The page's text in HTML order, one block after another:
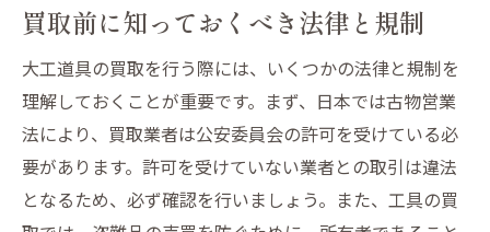
買取前に知っておくべき法律と規制
大工道具の買取を行う際には、いくつかの法律と規制を
理解しておくことが重要です。まず、日本では古物営業
法により、買取業者は公安委員会の許可を受けている必
要があります。許可を受けていない業者との取引は違法
となるため、必ず確認を行いましょう。また、工具の買